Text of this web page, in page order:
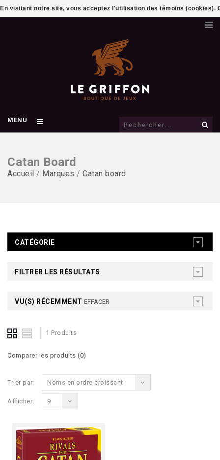
MENU
Catan Board
Accueil / Marques / Catan board
CATÉGORIE
FILTRER LES RÉSULTATS
VU(S) RÉCEMMENT EFFACER
1 Produits
Comparer les produits (0)
Trier par: Noms en ordre croissant
Afficher: 9
En visitant notre site, vous acceptez l'utilisation des témoins